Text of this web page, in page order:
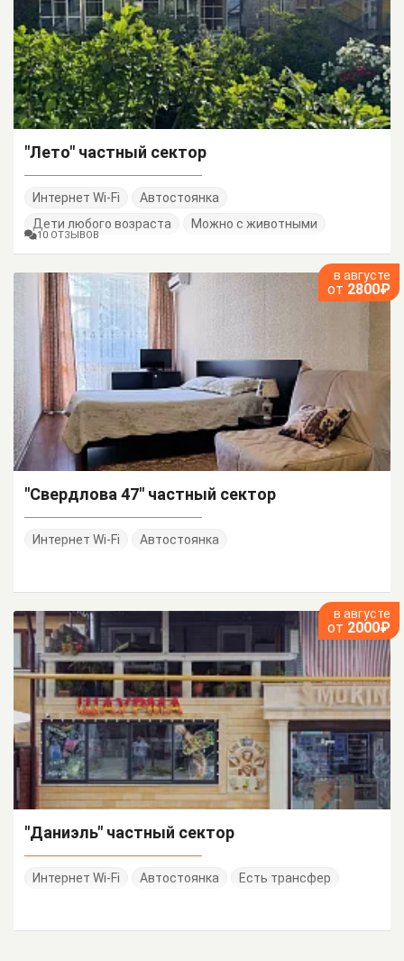
"Лето" частный сектор
Интернет Wi-Fi
Автостоянка
Дети любого возраста
Можно с животными
10 ОТЗЫВОВ
в августе
от 2800₽
"Свердлова 47" частный сектор
Интернет Wi-Fi Автостоянка
в августе
от 2000₽
"Даниэль" частный сектор
Интернет Wi-Fi Автостоянка Есть трансфер